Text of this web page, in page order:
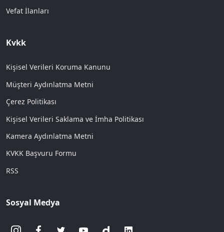
Vefat İlanları
Kvkk
Kişisel Verileri Koruma Kanunu
Müşteri Aydınlatma Metni
Çerez Politikası
Kişisel Verileri Saklama ve İmha Politikası
Kamera Aydınlatma Metni
KVKK Başvuru Formu
RSS
Sosyal Medya